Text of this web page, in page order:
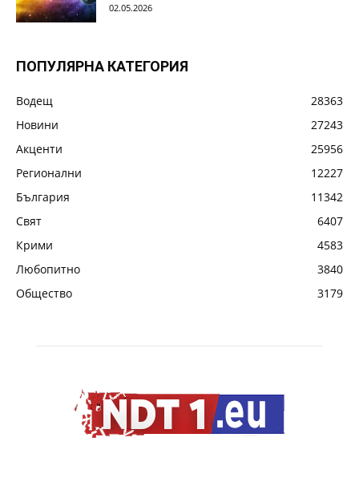
02.05.2026
ПОПУЛЯРНА КАТЕГОРИЯ
Водещ
28363
Новини
27243
Акценти
25956
Регионални
12227
България
11342
Свят
6407
Крими
4583
Любопитно
3840
Общество
3179